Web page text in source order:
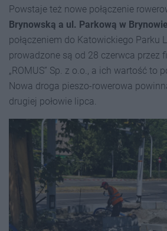
Powstaje też nowe połączenie
Brynowską a ul. Parkową w Brynowie
połączeniem do Katowickiego Parku
prowadzone są od 28 czerwca przez
„ROMUS” Sp. z o.o., a ich wartość to
Nowa droga pieszo-rowerowa
drugiej połowie lipca.